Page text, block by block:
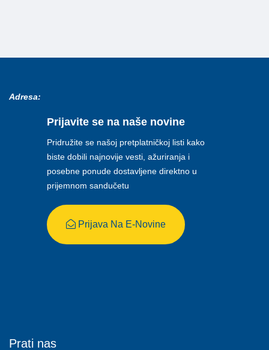
Adresa:
Prijavite se na naše novine
Pridružite se našoj pretplatničkoj listi kako
biste dobili najnovije vesti, ažuriranja i
posebne ponude dostavljene direktno u
prijemnom sandučetu
Prijava Na E-Novine
Prati nas